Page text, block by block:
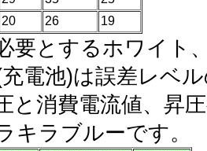
20 26 19
要とするホワイト
電池)は誤差レベ
と消費電流値、昇
キラブルーです。